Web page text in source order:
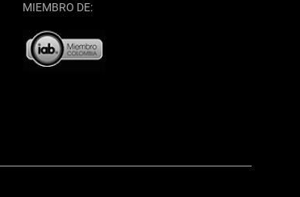
MIEMBRO DE: